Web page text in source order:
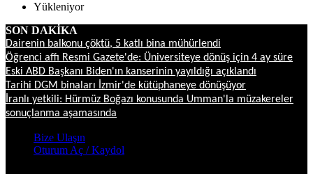
Yükleniyor
SON DAKİKA
Dairenin balkonu çöktü, 5 katlı bina mühürlendi
Öğrenci affı Resmi Gazete'de: Üniversiteye dönüş için 4 ay süre
Eski ABD Başkanı Biden'ın kanserinin yayıldığı açıklandı
Tarihi DGM binaları İzmir'de kütüphaneye dönüşüyor
İranlı yetkili: Hürmüz Boğazı konusunda Umman'la müzakereler
sonuçlanma aşamasında
Bize Ulaşın
Oturum Aç / Kaydol